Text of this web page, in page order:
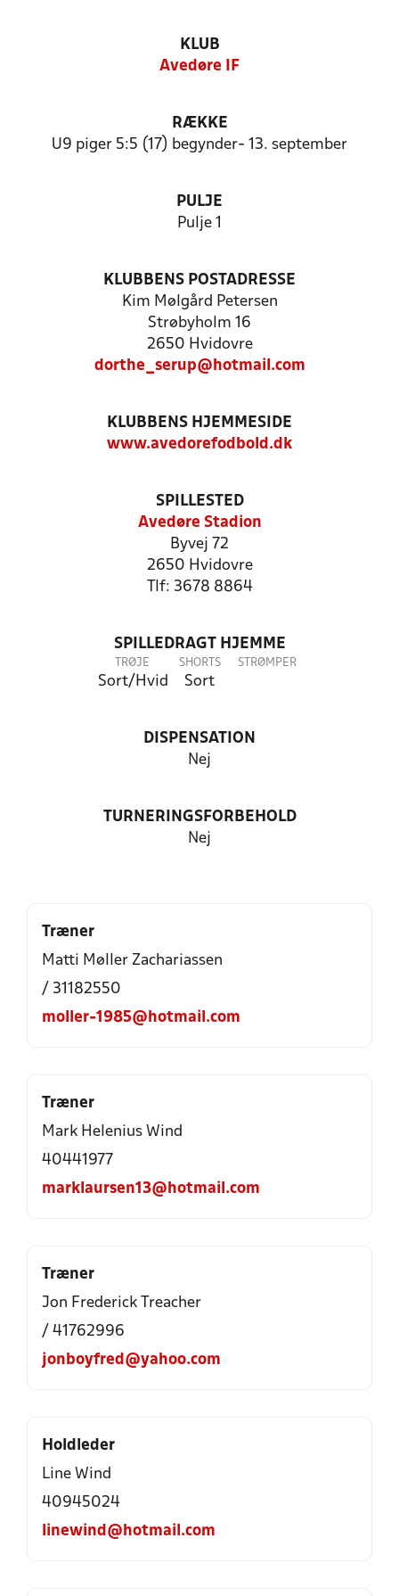
KLUB
Avedøre IF
RÆKKE
U9 piger 5:5 (17) begynder- 13. september
PULJE
Pulje 1
KLUBBENS POSTADRESSE
Kim Mølgård Petersen
Strøbyholm 16
2650 Hvidovre
dorthe_serup@hotmail.com
KLUBBENS HJEMMESIDE
www.avedorefodbold.dk
SPILLESTED
Avedøre Stadion
Byvej 72
2650 Hvidovre
Tlf: 3678 8864
SPILLEDRAGT HJEMME
TRØJE
Sort/Hvid
SHORTS
Sort
STRØMPER
DISPENSATION
Nej
TURNERINGSFORBEHOLD
Nej
Træner
Matti Møller Zachariassen
/ 31182550
moller-1985@hotmail.com
Træner
Mark Helenius Wind
40441977
marklaursen13@hotmail.com
Træner
Jon Frederick Treacher
/ 41762996
jonboyfred@yahoo.com
Holdleder
Line Wind
40945024
linewind@hotmail.com